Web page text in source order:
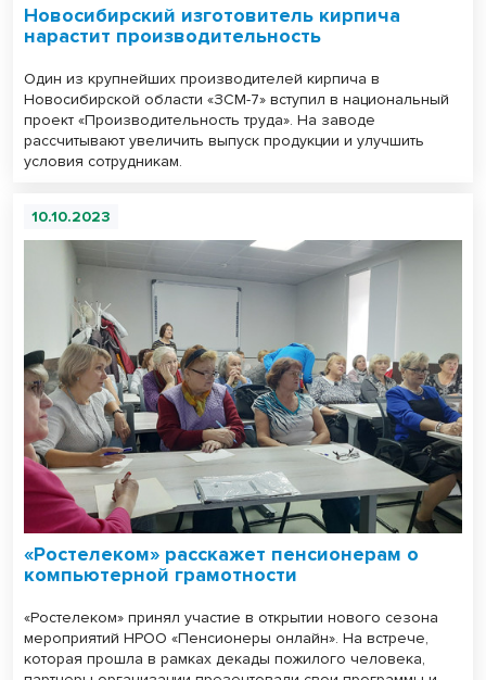
Новосибирский изготовитель кирпича
нарастит производительность
Один из крупнейших производителей кирпича в
Новосибирской области «ЗСМ-7» вступил в национальный
проект «Производительность труда». На заводе
рассчитывают увеличить выпуск продукции и улучшить
условия сотрудникам.
10.10.2023
«Ростелеком» расскажет пенсионерам о
компьютерной грамотности
«Ростелеком» принял участие в открытии нового сезона
мероприятий НРОО «Пенсионеры онлайн». На встрече,
которая прошла в рамках декады пожилого человека,